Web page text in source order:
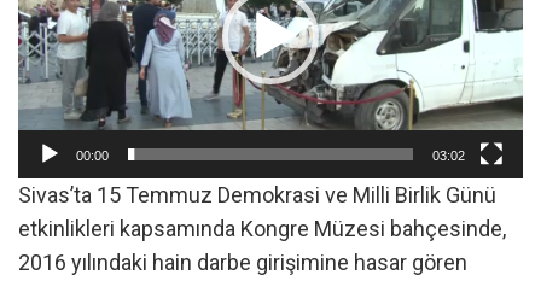
00:00 03:02
Sivas’ta 15 Temmuz Demokrasi ve Milli Birlik Günü
etkinlikleri kapsamında Kongre Müzesi bahçesinde,
2016 yılındaki hain darbe girişimine hasar gören